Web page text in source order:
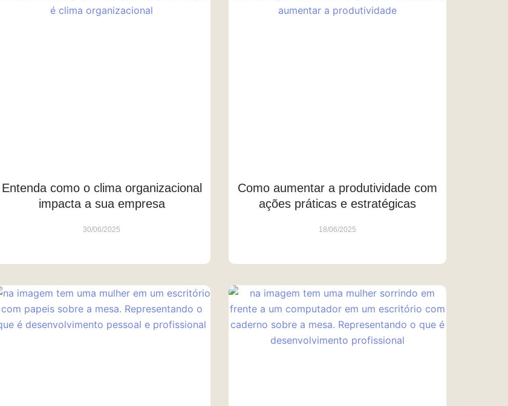
Entenda como o clima organizacional
impacta a sua empresa
30/06/2025
Como aumentar a produtividade com
ações práticas e estratégicas
18/06/2025